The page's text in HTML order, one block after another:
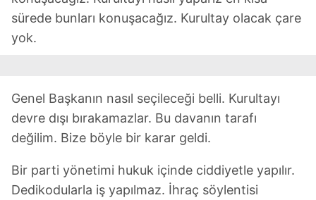
sürede bunları konuşacağız. Kurultay olacak çare
yok.
Genel Başkanın nasıl seçileceği belli. Kurultayı
devre dışı bırakamazlar. Bu davanın tarafı
değilim. Bize böyle bir karar geldi.
Bir parti yönetimi hukuk içinde ciddiyetle yapılır.
Dedikodularla iş yapılmaz. İhraç söylentisi